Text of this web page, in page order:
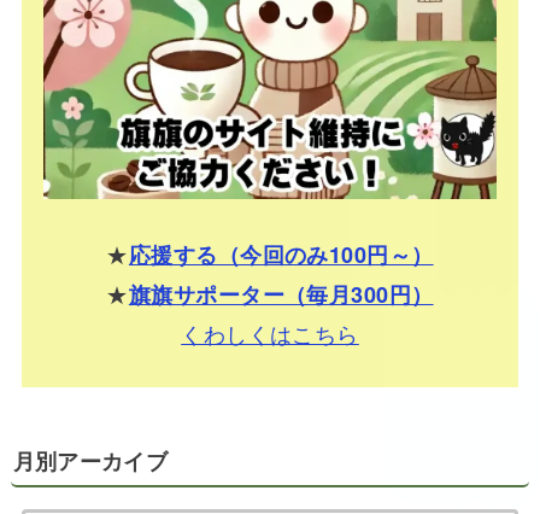
★応援する（今回のみ100円～）
★旗旗サポーター（毎月300円）
くわしくはこちら
月別アーカイブ